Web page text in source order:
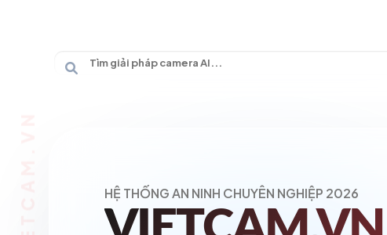
HỆ THỐNG AN NINH CHUYÊN NGHIỆP 2026